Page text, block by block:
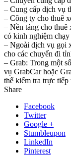
– Cung cấp dịch vụ
– Công ty cho thuê
– Nền tảng cho thuê
có kinh nghiệm
– Ngoài dịch vụ gọi
cho các chuyến đi
– Grab: Trong một
vụ GrabCar hoặc
thể kiểm tra trực tiếp
Share
Facebook
Twitter
Google +
Stumbleupon
LinkedIn
Pinterest